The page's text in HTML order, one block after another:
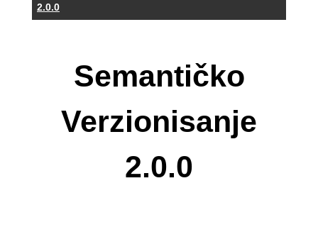
2.0.0
Semantičko
Verzionisanje
2.0.0